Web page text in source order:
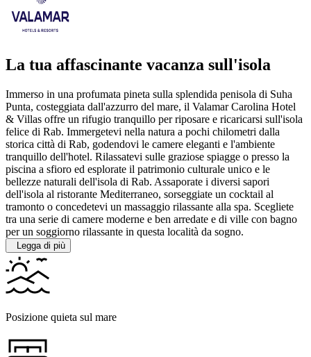
La tua affascinante vacanza sull'isola
Immerso in una profumata pineta sulla splendida penisola di Suha
Punta, costeggiata dall'azzurro del mare, il Valamar Carolina Hotel
& Villas offre un rifugio tranquillo per riposare e ricaricarsi sull'isola
felice di Rab. Immergetevi nella natura a pochi chilometri dalla
storica città di Rab, godendovi le camere eleganti e l'ambiente
tranquillo dell'hotel. Rilassatevi sulle graziose spiagge o presso la
piscina a sfioro ed esplorate il patrimonio culturale unico e le
bellezze naturali dell'isola di Rab. Assaporate i diversi sapori
dell'isola al ristorante Mediterraneo, sorseggiate un cocktail al
tramonto o concedetevi un massaggio rilassante alla spa. Scegliete
tra una serie di camere moderne e ben arredate e di ville con bagno
per un soggiorno rilassante in questa località da sogno.
Legga di più
Posizione quieta sul mare